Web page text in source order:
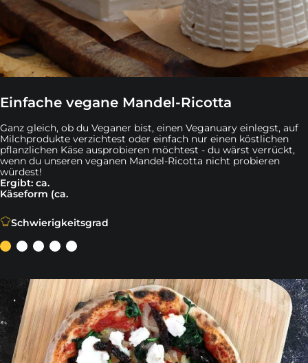
Einfache vegane Mandel-Ricotta
Ganz gleich, ob du Veganer bist, einen Veganuary einlegst, auf
Milchprodukte verzichtest oder einfach nur einen köstlichen
pflanzlichen Käse ausprobieren möchtest - du wärst verrückt,
wenn du unseren veganen Mandel-Ricotta nicht probieren
würdest!
Ergibt: ca.
Käseform (ca.
Schwierigkeitsgrad